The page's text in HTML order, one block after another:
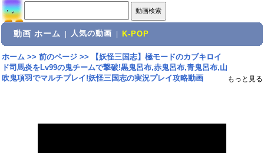
動画 ホーム 人気の動画 K-POP
ホーム>> 前のページ>>
【妖怪三国志】極モードのカブキロイ
ド司馬炎をLv99の鬼チームで撃破!黒鬼呂布,赤鬼呂布,青鬼呂布,山
吹鬼項羽でマルチプレイ!妖怪三国志の実況プレイ攻略動画
もっと見る